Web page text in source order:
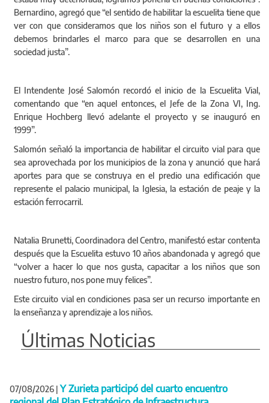
Bernardino, agregó que “el sentido de habilitar la escuelita tiene que
ver con que consideramos que los niños son el futuro y a ellos
debemos brindarles el marco para que se desarrollen en una
sociedad justa”.
El Intendente José Salomón recordó el inicio de la Escuelita Vial,
comentando que “en aquel entonces, el Jefe de la Zona VI, Ing.
Enrique Hochberg llevó adelante el proyecto y se inauguró en
1999”.
Salomón señaló la importancia de habilitar el circuito vial para que
sea aprovechada por los municipios de la zona y anunció que hará
aportes para que se construya en el predio una edificación que
represente el palacio municipal, la Iglesia, la estación de peaje y la
estación ferrocarril.
Natalia Brunetti, Coordinadora del Centro, manifestó estar contenta
después que la Escuelita estuvo 10 años abandonada y agregó que
“volver a hacer lo que nos gusta, capacitar a los niños que son
nuestro futuro, nos pone muy felices”.
Este circuito vial en condiciones pasa ser un recurso importante en
la enseñanza y aprendizaje a los niños.
Últimas Noticias
07/08/2026 | Y Zurieta participó del cuarto encuentro